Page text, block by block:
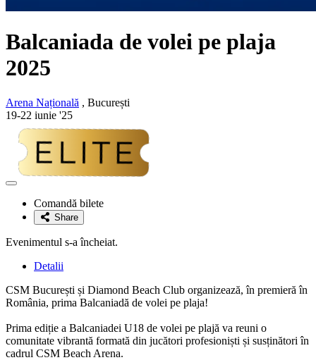
Balcaniada de volei pe plaja
2025
Arena Națională , București
19-22 iunie '25
Adaugă
favoriteComandă bilete
Share
Evenimentul s-a încheiat.
Detalii
CSM București și Diamond Beach Club organizează, în premieră în
România, prima Balcaniadă de volei pe plaja!
Prima ediție a Balcaniadei U18 de volei pe plajă va reuni o
comunitate vibrantă formată din jucători profesioniști și susținători în
cadrul CSM Beach Arena.